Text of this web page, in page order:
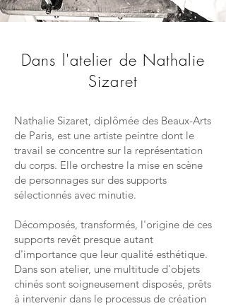
Dans l'atelier de Nathalie
Sizaret
Nathalie Sizaret, diplômée des Beaux-Arts
de Paris, est une artiste peintre dont le
travail se concentre sur la représentation
du corps. Elle orchestre la mise en scène
de personnages sur des supports
sélectionnés avec minutie.
Décomposés, transformés, l'origine de ces
supports revêt presque autant
d'importance que leur qualité esthétique.
Dans son atelier, une multitude d'objets
chinés sont soigneusement disposés, prêts
à intervenir dans le processus de création